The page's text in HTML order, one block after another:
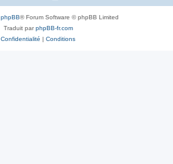
phpBB® Forum Software © phpBB Limited
Traduit parphpBB-fr.com
Confidentialité | Conditions